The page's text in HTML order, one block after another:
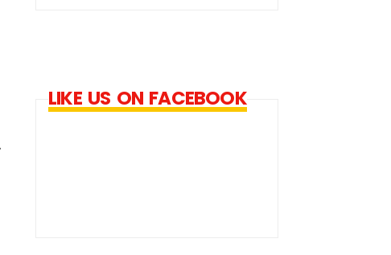
LIKE US ON FACEBOOK